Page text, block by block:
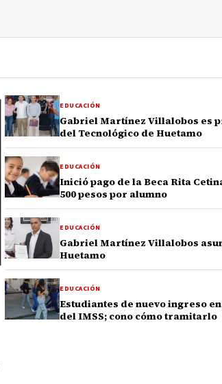
EDUCACIÓN
Gabriel Martínez Villalobos es
del Tecnológico de Huetamo
EDUCACIÓN
Inició pago de la Beca Rita
500 pesos por alumno
EDUCACIÓN
Gabriel Martínez Villalobos
Huetamo
EDUCACIÓN
Estudiantes de nuevo ingreso
del IMSS; cono cómo tramitarlo